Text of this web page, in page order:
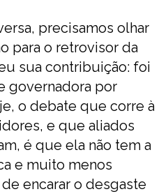
precisamos olhar
para o retrovisor da
sua contribuição: foi
governadora por
o debate que corre à
e que aliados
é que ela não tem a
e muito menos
encarar o desgaste